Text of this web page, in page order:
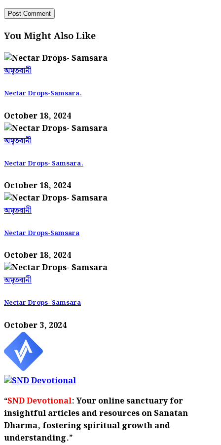
You Might Also Like
অমৃতবানী
Nectar Drops-Samsara.
October 18, 2024
অমৃতবানী
Nectar Drops- Samsara.
October 18, 2024
অমৃতবানী
Nectar Drops-Samsara
October 18, 2024
অমৃতবানী
Nectar Drops- Samsara
October 3, 2024
“SND Devotional: Your online sanctuary for
insightful articles and resources on Sanatan
Dharma, fostering spiritual growth and
understanding.”